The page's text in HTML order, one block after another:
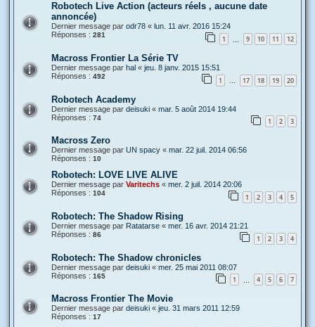
Robotech Live Action (acteurs réels , aucune date
annoncée)
Dernier message par odr78 « lun. 11 avr. 2016 15:24
Réponses : 281 1 9 10 11 12
Macross Frontier La Série TV
Dernier message par hal « jeu. 8 janv. 2015 15:51
Réponses : 492 1 … 17 18 19 20
Robotech Academy
Dernier message par deisuki « mar. 5 août 2014 19:44
Réponses : 74 1 2 3
Macross Zero
Dernier message par UN spacy « mar. 22 juil. 2014 06:56
Réponses : 10
Robotech: LOVE LIVE ALIVE
Dernier message par Varitechs « mer. 2 juil. 2014 20:06
Réponses : 104 1 2 3 4 5
Robotech: The Shadow Rising
Dernier message par Ratatarse « mer. 16 avr. 2014 21:21
Réponses : 86 1 2 3 4
Robotech: The Shadow chronicles
Dernier message par deisuki « mer. 25 mai 2011 08:07
Réponses : 165 1 4 5 6 7
Macross Frontier The Movie
Dernier message par deisuki « jeu. 31 mars 2011 12:59
Réponses : 17